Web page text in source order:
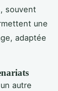
souvent
une
adaptée
autre